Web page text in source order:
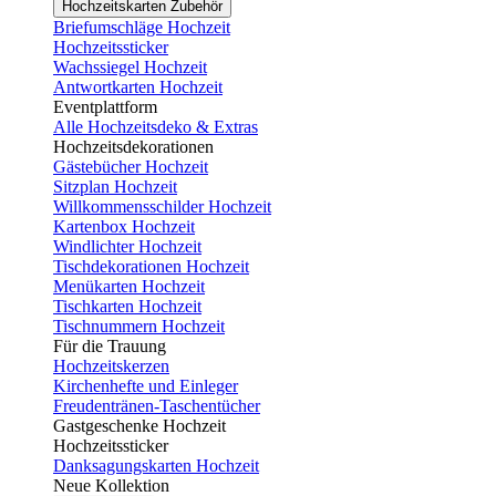
Hochzeitskarten Zubehör
Briefumschläge Hochzeit
Hochzeitssticker
Wachssiegel Hochzeit
Antwortkarten Hochzeit
Eventplattform
Alle Hochzeitsdeko & Extras
Hochzeitsdekorationen
Gästebücher Hochzeit
Sitzplan Hochzeit
Willkommensschilder Hochzeit
Kartenbox Hochzeit
Windlichter Hochzeit
Tischdekorationen Hochzeit
Menükarten Hochzeit
Tischkarten Hochzeit
Tischnummern Hochzeit
Für die Trauung
Hochzeitskerzen
Kirchenhefte und Einleger
Freudentränen-Taschentücher
Gastgeschenke Hochzeit
Hochzeitssticker
Danksagungskarten Hochzeit
Neue Kollektion